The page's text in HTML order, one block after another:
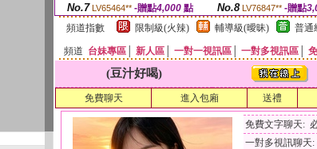
No.7 LV65464** -贈點4,000 點 No.8 LV76847** -贈點
頻道指數
限制級(火辣) 輔導級(曖昧) 普通
頻道 台妹專區 新人區 一對一視訊區 一對多視訊區
(豆汁好喝)
免費聊天 進入包廂 送禮
免費文字聊天:
一對多視訊聊天: